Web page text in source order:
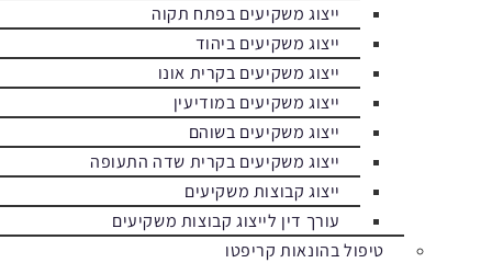
ייצוג משקיעים בפתח תקוה
ייצוג משקיעים ביהוד
ייצוג משקיעים בקרית אונו
ייצוג משקיעים במודיעין
ייצוג משקיעים בשוהם
ייצוג משקיעים בקרית שדה התעופה
ייצוג קבוצות משקיעים
עורך דין לייצוג קבוצות משקיעים
טיפול בהונאות קריפטו